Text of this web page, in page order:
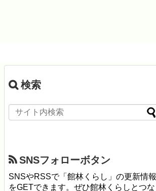
検索
SNSフォローボタン
SNSやRSSで「館林くらし」の更新情報
をGETできます。ぜひ館林くらしとつな